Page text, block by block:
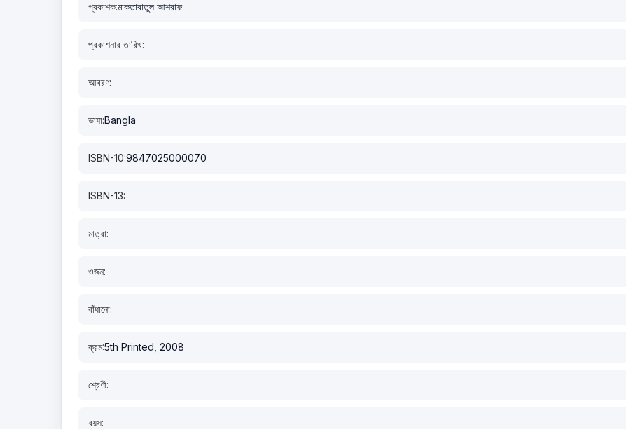
প্রকাশক:মাকতাবাতুল আশরাফ
প্রকাশনার তারিখ:
আবরণ:
ভাষা:Bangla
ISBN-10:9847025000070
ISBN-13:
মাত্রা:
ওজন:
বাঁধানো:
ক্রম:5th Printed, 2008
শ্রেণী:
বয়স: